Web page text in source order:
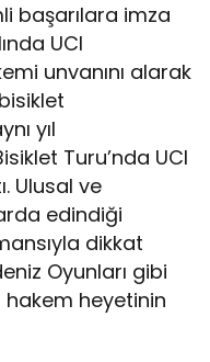
başarılara imza
UCI
unvanını alarak
yıl
Turu’nda UCI
Ulusal ve
edindiği
dikkat
Oyunları gibi
heyetinin